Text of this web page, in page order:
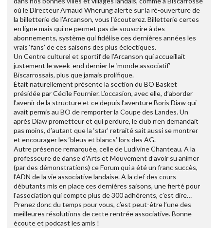
où le Directeur Arnaud Wherung alerte sur la ré-ouverture de
la billetterie de l’Arcanson, vous l'écouterez. Billetterie certes
en ligne mais qui ne permet pas de souscrire à des
abonnements, système qui fidélise ces dernières années les
vrais ‘fans’ de ces saisons des plus éclectiques.
Un Centre culturel et sportif de l’Arcanson qui accueillait
justement le week-end dernier le ‘monde associatif’
Biscarrossais, plus que jamais prolifique.
Était naturellement présente la section du BO Basket
présidée par Cécile Fournier. L’occasion, avec elle, d’aborder
l’avenir de la structure et ce depuis l’aventure Boris Diaw qui
avait permis au BO de remporter la Coupe des Landes. Un
après Diaw prometteur et qui perdure, le club n’en demandait
pas moins, d’autant que la ‘star’ retraité sait aussi se montrer
et encourager les ‘bleus et blancs’ lors des AG.
Autre présence remarquée, celle de Ludivine Chanteau. A la
professeure de danse d’Arts et Mouvement d’avoir su animer
(par des démonstrations) ce Forum qui a été un franc succès,
l’ADN de la vie associative landaise. A la clef des cours
débutants mis en place ces dernières saisons, une fierté pour
l'association qui compte plus de 300 adhérents, c’est dire…
Prenez donc du temps pour vous, c’est peut-être l’une des
meilleures résolutions de cette rentrée associative. Bonne
écoute et podcast les amis !